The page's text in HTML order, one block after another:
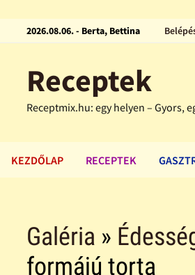
2026.08.06. - Berta, Bettina
Receptek
Receptmix.hu: egy helyen – Gyors,
KEZDŐLAP RECEPTEK
Galéria »
formájú torta